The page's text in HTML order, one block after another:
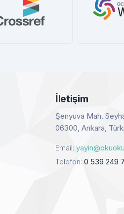
İletişim
Şenyuva Mah.
06300, Ankara,
Email:
Telefon: 0 539 249